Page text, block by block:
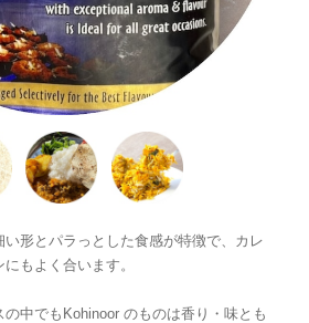
形とパラっとした食感が特徴で、カレ
もよく合います。
中でもKohinoor のものは香り・味とも